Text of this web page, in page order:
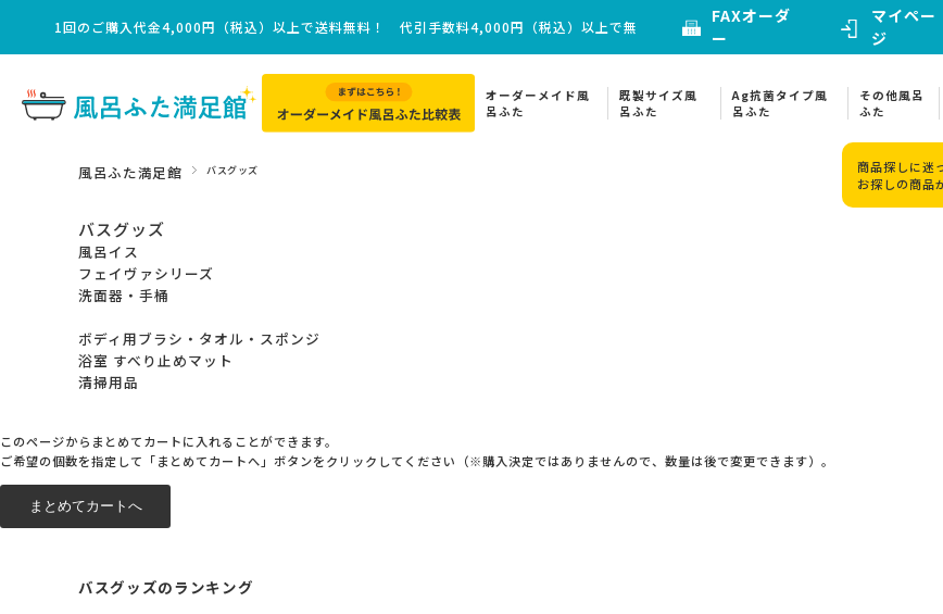
1回のご購入代金4,000円（税込）以上で送料無料！ 代引手数料4,000円（税込）以上で無
FAXオーダ
ー
マイペー
ジ
オーダーメイド風
呂ふた
既製サイズ風
呂ふた
Ag抗菌タイプ風
呂ふた
その他風呂
ふた
商品探しに迷
お探しの商品
風呂ふた満足館 バスグッズ
バスグッズ
風呂イス
フェイヴァシリーズ
洗面器・手桶
ボディ用ブラシ・タオル・スポンジ
浴室 すべり止めマット
清掃用品
このページからまとめてカートに入れることができます。
ご希望の個数を指定して「まとめてカートへ」ボタンをクリックしてください（※購入決定ではありませんので、数量は後で変更できます）。
バスグッズのランキング